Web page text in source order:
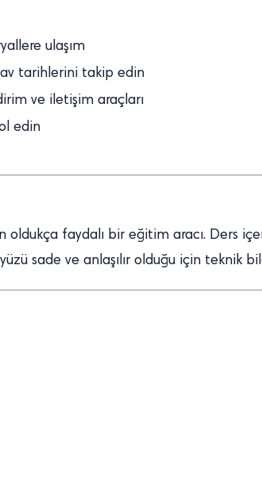
ulaşım
tarihlerini takip edin
ve iletişim araçları
edin
faydalı bir eğitim aracı. Ders
sade ve anlaşılır olduğu için teknik